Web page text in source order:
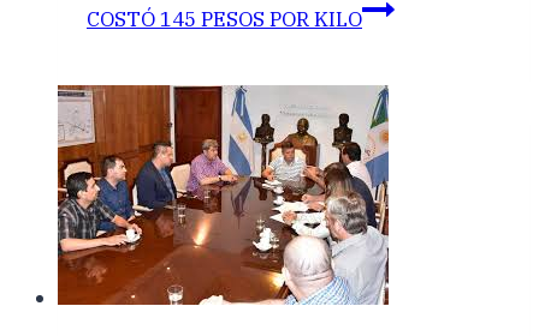
COSTÓ 145 PESOS POR KILO